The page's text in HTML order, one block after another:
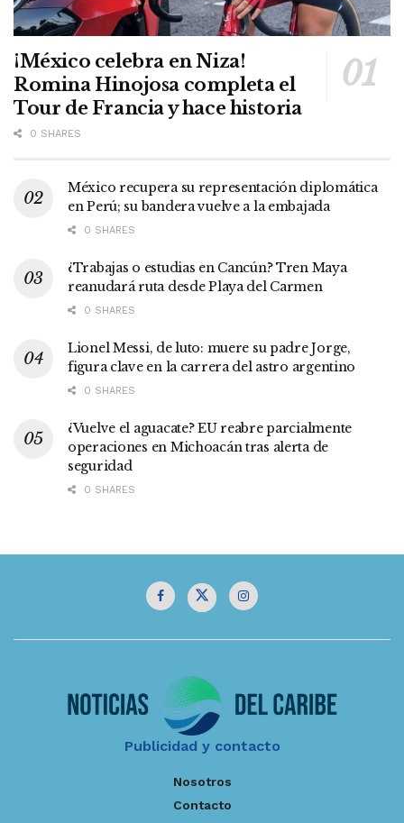
¡México celebra en Niza!
Romina Hinojosa completa el
Tour de Francia y hace historia
0 SHARES
México recupera su representación diplomática
en Perú; su bandera vuelve a la embajada
0 SHARES
¿Trabajas o estudias en Cancún? Tren Maya
reanudará ruta desde Playa del Carmen
0 SHARES
Lionel Messi, de luto: muere su padre Jorge,
figura clave en la carrera del astro argentino
0 SHARES
¿Vuelve el aguacate? EU reabre parcialmente
operaciones en Michoacán tras alerta de
seguridad
0 SHARES
Publicidad y contacto
Nosotros
Contacto